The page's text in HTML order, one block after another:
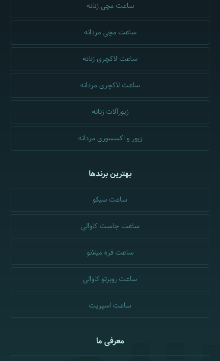
ساعت مچی زنانه
ساعت مچی مردانه
ساعت لاکچری زنانه
ساعت لاکچری مردانه
زیورآلات زنانه
زیور و اکسسوری مردانه
بهترین برندها
ساعت سیکو
ساعت جاست کاوالی
ساعت فره میلانو
ساعت روبرتو کاوالی
ساعت اسپریت
معرفی ما